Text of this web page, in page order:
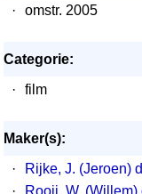
·
omstr. 2005
Categorie:
·
film
Maker(s):
·
Rijke, J. (Jeroen)
·
Rooij, W. (Willem)